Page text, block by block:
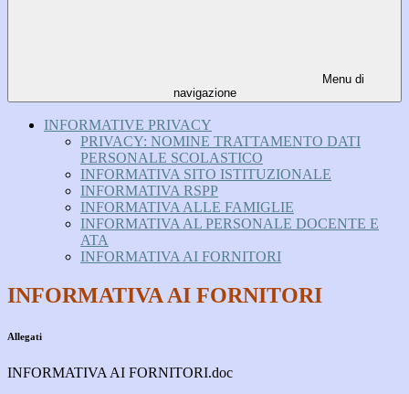
Menu di
navigazione
INFORMATIVE PRIVACY
PRIVACY: NOMINE TRATTAMENTO DATI
PERSONALE SCOLASTICO
INFORMATIVA SITO ISTITUZIONALE
INFORMATIVA RSPP
INFORMATIVA ALLE FAMIGLIE
INFORMATIVA AL PERSONALE DOCENTE E
ATA
INFORMATIVA AI FORNITORI
INFORMATIVA AI FORNITORI
Allegati
INFORMATIVA AI FORNITORI.doc